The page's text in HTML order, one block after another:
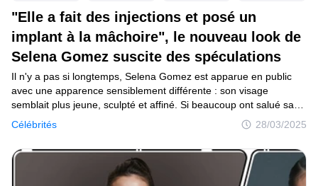
"Elle a fait des injections et posé un
implant à la mâchoire", le nouveau look de
Selena Gomez suscite des spéculations
Célébrités 28/03/2025
Il n'y a pas si longtemps, Selena Gomez est apparue en public
avec une apparence sensiblement différente : son visage
semblait plus jeune, sculpté et affiné. Si beaucoup ont salué sa
beauté rafraîchie, d'autres n'ont pas pu s'empêcher de souligner